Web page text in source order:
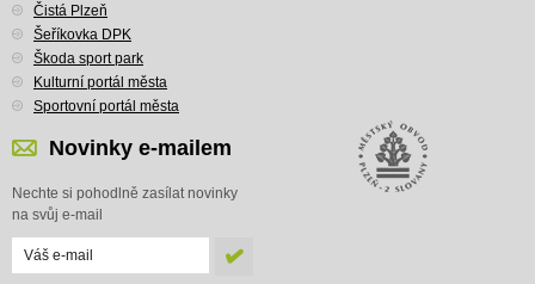
Čistá Plzeň
Šeříkovka DPK
Škoda sport park
Kulturní portál města
Sportovní portál města
Novinky e-mailem
Nechte si pohodlně zasílat novinky
na svůj e-mail